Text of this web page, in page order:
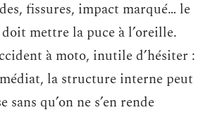
fissures, impact marqué… le
mettre la puce à l’oreille.
à moto, inutile d’hésiter :
la structure interne peut
sans qu’on ne s’en rende